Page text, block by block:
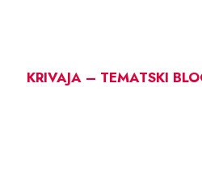
KRIVAJA – TEMATSKI